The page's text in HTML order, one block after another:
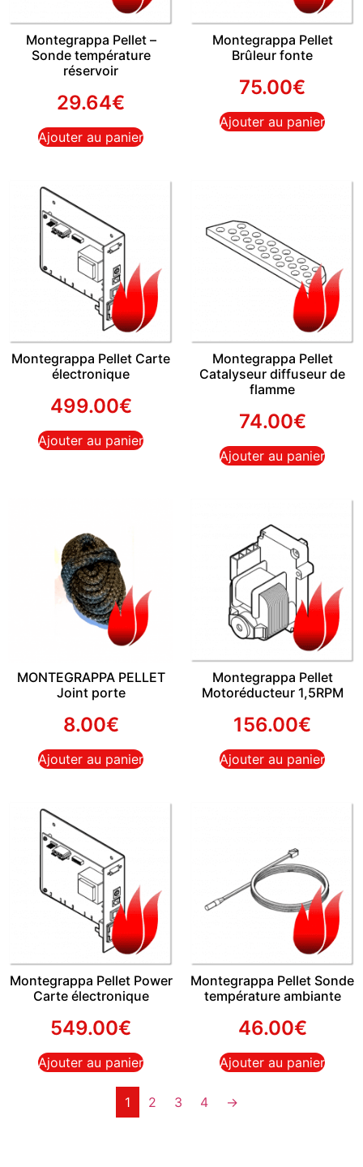
Montegrappa Pellet –
Sonde température
réservoir
29.64€
Ajouter au panier
Montegrappa Pellet
Brûleur fonte
75.00€
Ajouter au panier
Montegrappa Pellet Carte
électronique
499.00€
Ajouter au panier
Montegrappa Pellet
Catalyseur diffuseur de
flamme
74.00€
Ajouter au panier
MONTEGRAPPA PELLET
Joint porte
8.00€
Ajouter au panier
Montegrappa Pellet
Motoréducteur 1,5RPM
156.00€
Ajouter au panier
Montegrappa Pellet Power
Carte électronique
549.00€
Ajouter au panier
Montegrappa Pellet Sonde
température ambiante
46.00€
Ajouter au panier
1 2 3 4 →